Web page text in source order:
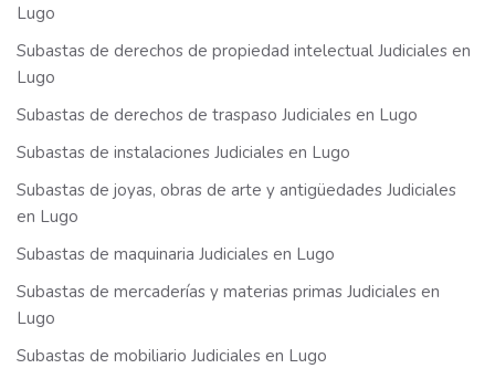
Lugo
Subastas de derechos de propiedad intelectual Judiciales en
Lugo
Subastas de derechos de traspaso Judiciales en Lugo
Subastas de instalaciones Judiciales en Lugo
Subastas de joyas, obras de arte y antigüedades Judiciales
en Lugo
Subastas de maquinaria Judiciales en Lugo
Subastas de mercaderías y materias primas Judiciales en
Lugo
Subastas de mobiliario Judiciales en Lugo